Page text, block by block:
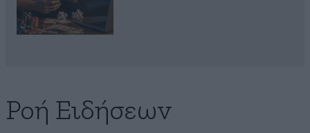
Ροή Ειδήσεων